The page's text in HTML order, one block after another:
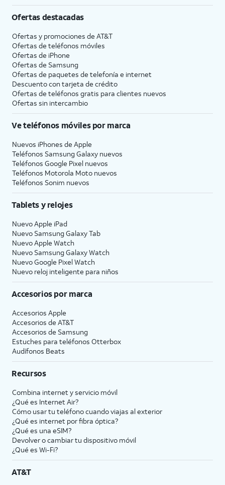
Ofertas destacadas
Ofertas y promociones de AT&T
Ofertas de teléfonos móviles
Ofertas de iPhone
Ofertas de Samsung
Ofertas de paquetes de telefonía e internet
Descuento con tarjeta de crédito
Ofertas de teléfonos gratis para clientes nuevos
Ofertas sin intercambio
Ve teléfonos móviles por marca
Nuevos iPhones de Apple
Teléfonos Samsung Galaxy nuevos
Teléfonos Google Pixel nuevos
Teléfonos Motorola Moto nuevos
Teléfonos Sonim nuevos
Tablets y relojes
Nuevo Apple iPad
Nuevo Samsung Galaxy Tab
Nuevo Apple Watch
Nuevo Samsung Galaxy Watch
Nuevo Google Pixel Watch
Nuevo reloj inteligente para niños
Accesorios por marca
Accesorios Apple
Accesorios de AT&T
Accesorios de Samsung
Estuches para teléfonos Otterbox
Audífonos Beats
Recursos
Combina internet y servicio móvil
¿Qué es Internet Air?
Cómo usar tu teléfono cuando viajas al exterior
¿Qué es internet por fibra óptica?
¿Qué es una eSIM?
Devolver o cambiar tu dispositivo móvil
¿Qué es Wi-Fi?
AT&T